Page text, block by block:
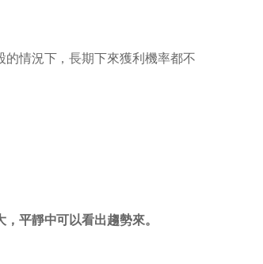
情況下，長期下來獲利機率都不
平靜中可以看出趨勢來。